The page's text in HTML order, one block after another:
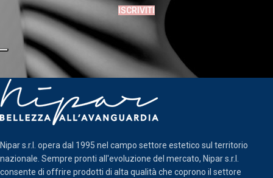
ISCRIVITI
Nipar s.r.l. opera dal 1995 nel campo settore estetico sul territorio
nazionale. Sempre pronti all'evoluzione del mercato, Nipar s.r.l.
consente di offrire prodotti di alta qualità che coprono il settore